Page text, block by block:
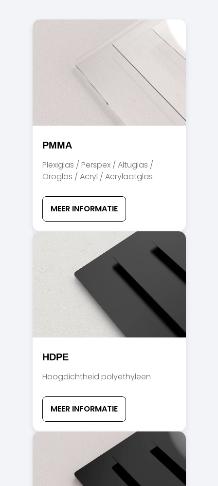
PMMA
Plexiglas / Perspex / Altuglas /
Oroglas / Acryl / Acrylaatglas
MEER INFORMATIE
HDPE
Hoogdichtheid polyethyleen
MEER INFORMATIE